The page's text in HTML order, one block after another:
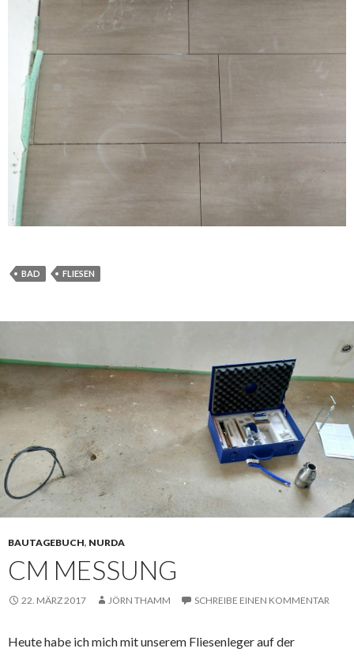
BAD FLIESEN
BAUTAGEBUCH, NURDA
CM MESSUNG
22. MÄRZ 2017 JÖRN THAMM SCHREIBE EINEN KOMMENTAR
Heute habe ich mich mit unserem Fliesenleger auf der